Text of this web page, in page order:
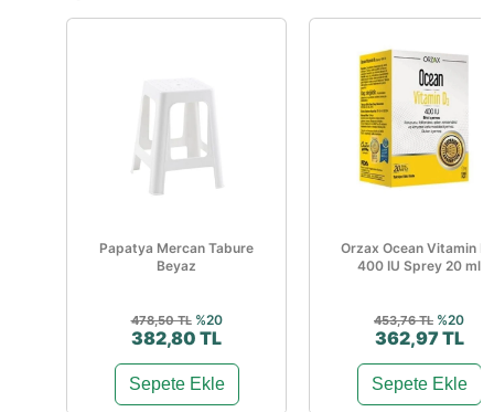
Papatya Mercan Tabure
Beyaz
478,50 TL %20
382,80 TL
Sepete Ekle
Orzax Ocean Vitamin
400 IU Sprey 20 ml
453,76 TL %20
362,97 TL
Sepete Ekle